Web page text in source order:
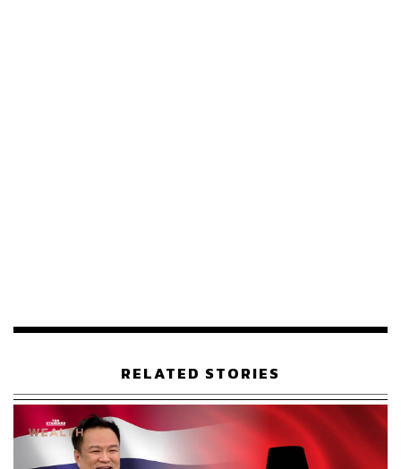
ABOUT THE AUTHOR
THE STANDARD WEALTH
สำนักข่าวเศรษฐกิจ ธุรกิจ และการลงทุน โดย
ทีมข่าว THE STANDARD
RELATED STORIES